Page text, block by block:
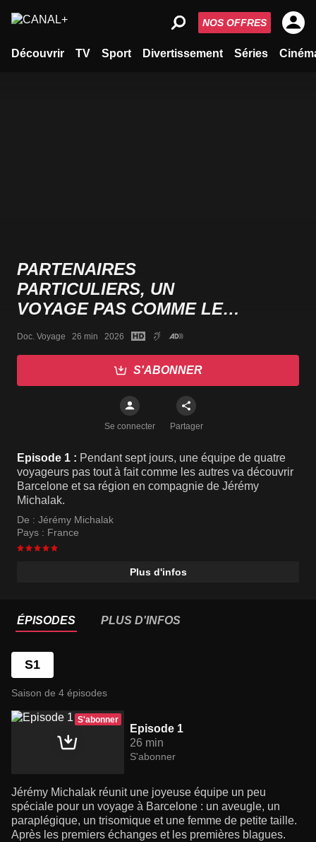
Découvrir TV Sport Divertissement Séries
NOS OFFRES
PARTENAIRES
PARTICULIERS, UN
VOYAGE PAS COMME LES
AUTRES
Doc. Voyage   26 min   2026
S'ABONNER
Se connecter Partager
Episode 1 : Pendant sept jours, une équipe de quatre
voyageurs pas tout à fait comme les autres va découvrir
Barcelone et sa région en compagnie de Jérémy
Michalak.
De : Jérémy Michalak
Pays : France
Plus d'infos
ÉPISODES PLUS D'INFOS
S1
Saison de 4 épisodes
S'abonner
Episode 1
26 min
S'abonner
Jérémy Michalak réunit une joyeuse équipe un peu
spéciale pour un voyage à Barcelone : un aveugle, un
paraplégique, un trisomique et une femme de petite taille.
Après les premiers échanges et les premières blagues.